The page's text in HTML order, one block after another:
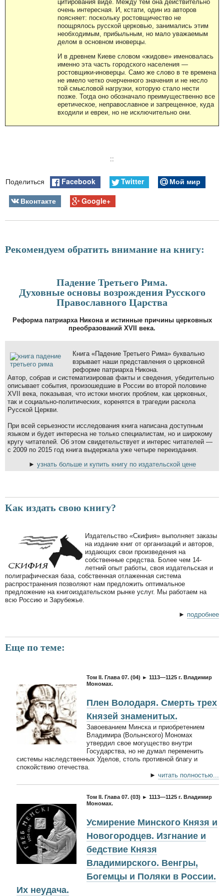
цитирования виде. Между тем она действительно
очень интересная. И, кстати, один из авторов
поясняет: поскольку ростовщичество не
поощрялось русской церковью, занимались этим
необходимым, прибыльным, но мало уважаемым
делом в основном иноверцы.
И в древнем Киеве словом «жидове» именовалась
именно эта часть городского населения —
ростовщики-иноверцы. Само же слово в те времена
не имело четко очерченного значения и не несло
той смысловой нагрузки, которую стало нести
позже. Тогда оно обозначало преимущественно все
еретическое, неправославное и запрещенное, куда
входили и евреи, но не исключительно они.
::
Поделиться Facebook Twitter
Мой мир
Вконтакте
Google+
Рекомендуем обратить внимание на книгу:
Падение Третьего Рима.
Духовные основы возрождения Русского
Православного Царства
Реформа патриарха Никона и истинные причины церковных
преобразований XVII века.
Книга «Падение Третьего Рима» буквально
взрывает наши представления о церковной
реформе патриарха Никона.
Автор, собрав и систематизировав факты и сведения, убедительно
описывает события, произошедшие в России во второй половине
XVII века, показывая, что истоки многих проблем, как церковных,
так и социально-политических, коренятся в трагедии раскола
Русской Церкви.
При всей серьезности исследования книга написана доступным
языком и будет интересна не только специалистам, но и широкому
кругу читателей. Об этом свидетельствует и интерес читателей —
с 2009 по 2015 год книга выдержала уже четыре переиздания.
► узнать больше и купить книгу по издательской цене
Как издать свою книгу?
Издательство «Скифия» выполняет заказы
на издание книг от организаций и авторов,
издающих свои произведения на
собственные средства. Более чем 14-
летний опыт работы, своя издательская и
полиграфическая база, собственная отлаженная система
распространения позволяют нам предложить оптимальное
предложение на книгоиздательском рынке услуг. Мы работаем на
всю Россию и Зарубежье.
► подробнее
Еще по теме:
Том II. Глава 07. (04) ► 1113—1125 г. Владимир
Мономах.
Плен Володаря. Смерть трех
Князей знаменитых.
Завоеванием Минска и приобретением
Владимира (Волынского) Мономах
утвердил свое могущество внутри
Государства, но не думал переменить
системы наследственных Уделов, столь противной благу и
спокойствию отечества.
► читать полностью...
Том II. Глава 07. (03) ► 1113—1125 г. Владимир
Мономах.
Усмирение Минского Князя и
Новогородцев. Изгнание и
бедствие Князя
Владимирского. Венгры,
Богемцы и Поляки в России.
Их неудача.